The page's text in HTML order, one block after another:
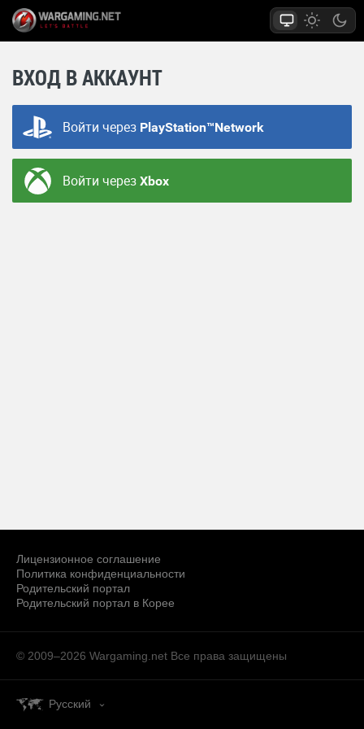
ВХОД В АККАУНТ
Войти через PlayStation™Network
Войти черезXbox
Лицензионное соглашение
Политика конфиденциальности
Родительский портал
Родительский портал в Корее
© 2009–2026 Wargaming.net Все права защищены
Русский